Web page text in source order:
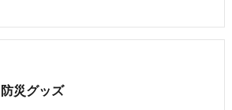
防災グッズ